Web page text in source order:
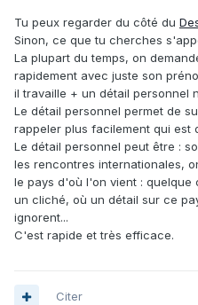
Tu peux regarder du côté du
Sinon, ce que tu cherches
La plupart du temps, on
rapidement avec juste son
il travaille + un détail personnel
Le détail personnel permet de
rappeler plus facilement qui est
Le détail personnel peut être :
les rencontres internationales,
le pays d'où l'on vient :
un cliché, où un détail sur ce
ignorent...
C'est rapide et très efficace.
Citer